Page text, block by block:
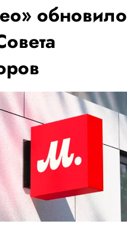
обновило